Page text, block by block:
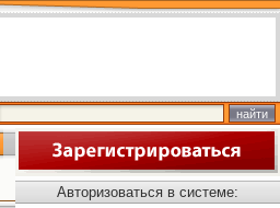
Авторизоваться в системе: